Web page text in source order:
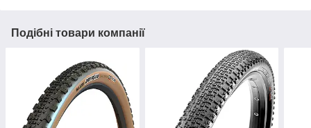
Подібні товари компанії